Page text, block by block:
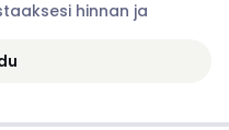
hinnan ja